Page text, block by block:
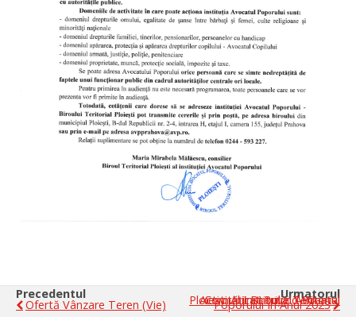
Precedentul
Ofertă Vânzare Teren (vie)
Urmatorul
Comunicat Privind Bilanțul Activității Biroului Teritorial Ploiești Al Instituției Avocatul
Poporului În Anul 2023